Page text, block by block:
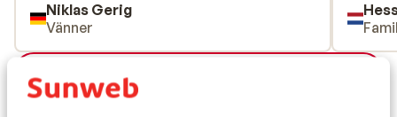
vorhanden was man braucht. Eventuell ein
Besen wäre gut. Schön wäre es wenn 1x pro
Aufenthalt Handtücher gewechselt
werden könnten.
Niklas Gerig
Vänner
Läge